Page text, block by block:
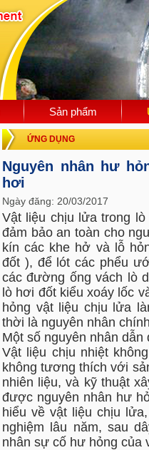
Sản phẩm
ỨNG DỤNG
Nguyên nhân hư
hơi
Ngày đăng: 20/03/2017
Vật liệu chịu lửa trong
đảm bảo an toàn cho
kín các khe hở và lỗ
đốt ), để lót các phểu
các đường ống vách lò
lò hơi đốt kiểu xoáy lốc
hỏng vật liệu chịu lửa
thời là nguyên nhân
Một số nguyên nhân
Vật liệu chịu nhiệt
không tương thích với
nhiên liệu, và kỹ thuật
được nguyên nhân hư
hiểu về vật liệu chịu
nghiệm lâu năm, sau
nhân sự cố hư hỏng của